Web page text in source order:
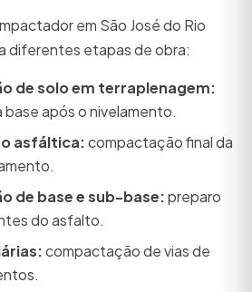
em São José do Rio
diferentes etapas de obra:
de solo em terraplenagem:
após o nivelamento.
asfáltica:compactação final da
de base e sub-base:preparo
do asfalto.
compactação de vias de